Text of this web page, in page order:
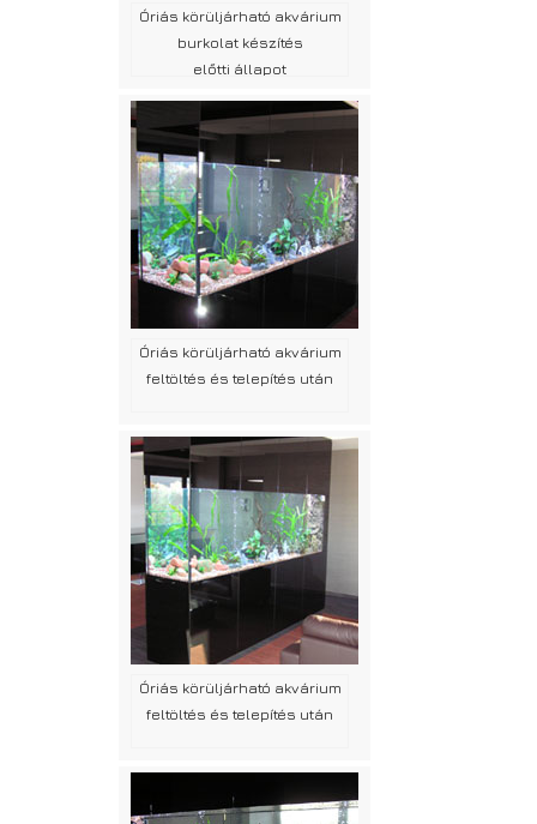
Óriás körüljárható akvárium
burkolat készítés
előtti állapot
Óriás körüljárható akvárium
feltöltés és telepítés után
Óriás körüljárható akvárium
feltöltés és telepítés után